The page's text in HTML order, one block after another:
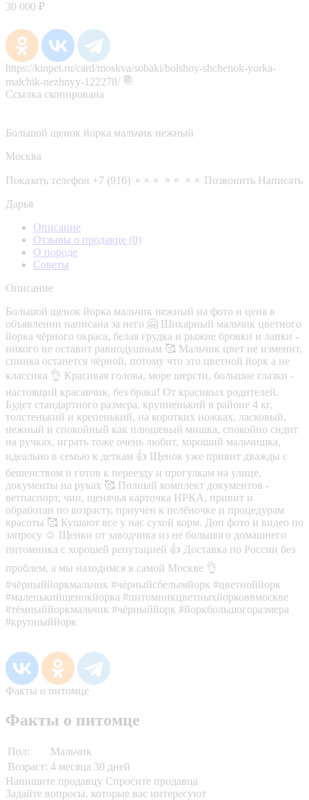
30 000 ₽
https://kinpet.ru/card/moskva/sobaki/bolshoy-shchenok-yorka-
malchik-nezhnyy-122278/
Ссылка скопирована
Большой щенок йорка мальчик нежный
Москва
Показать телефон +7 (916) ⚬⚬⚬ ⚬⚬ ⚬⚬ Позвонить Написать
Дарья
Описание
Отзывы о продавце (0)
О породе
Советы
Описание
Большой щенок йорка мальчик нежный на фото и цена в
объявлении написана за него 🤗 Шикарный мальчик цветного
йорка чёрного окраса, белая грудка и рыжие бровки и лапки -
никого не оставит равнодушным 🥰 Мальчик цвет не изменит,
спинка останется чёрной, потому что это цветной йорк а не
классика 👌 Красивая голова, море шерсти, большие глазки -
настоящий красавчик, без брака! От красивых родителей.
Будет стандартного размера, крупненький в районе 4 кг,
толстенький и крепенький, на коротких ножках, ласковый,
нежный и спокойный как плюшевый мишка, спокойно сидит
на ручках, играть тоже очень любит, хороший мальчишка,
идеально в семью к деткам 👍 Щенок уже привит дважды с
бешенством и готов к переезду и прогулкам на улице,
документы на руках 🥰 Полный комплект документов -
ветпаспорт, чип, щенячья карточка НРКА, привит и
обработан по возрасту, приучен к пелёночке и процедурам
красоты 🥰 Кушают все у нас сухой корм. Доп фото и видео по
запросу ☺️ Щенки от заводчика из не большого домашнего
питомника с хорошей репутацией 👍 Доставка по России без
проблем, а мы находимся в самой Москве 👌
#чёрныййоркмальчик #чёрныйсбелымйорк #цветноййорк
#маленькийщенокйорка #питомникцветныхйорковвмоскве
#тёмныййоркмальчик #чёрныййорк #йоркбольшогоразмера
#крупныййорк
Факты о питомце
Факты о питомце
Пол:
Мальчик
Возраст: 4 месяца 30 дней
Напишите продавцу Спросите продавца
Задайте вопросы, которые вас интересуют